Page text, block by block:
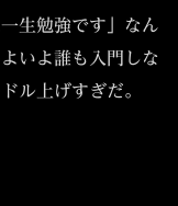
生勉強です」なん
いよ誰も入門しな
ル上げすぎだ。